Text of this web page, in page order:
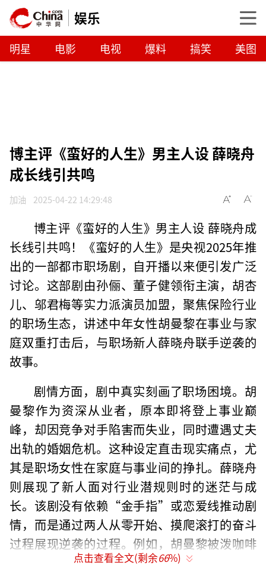
娱乐
明星 电影 电视 爆料 搞笑 美图
博主评《蛮好的人生》男主人设 薛晓舟
成长线引共鸣
加油 2025-04-22 14:29:48
博主评《蛮好的人生》男主人设 薛晓舟成
长线引共鸣！《蛮好的人生》是央视2025年推
出的一部都市职场剧，自开播以来便引发广泛
讨论。这部剧由孙俪、董子健领衔主演，胡杏
儿、邬君梅等实力派演员加盟，聚焦保险行业
的职场生态，讲述中年女性胡曼黎在事业与家
庭双重打击后，与职场新人薛晓舟联手逆袭的
故事。
剧情方面，剧中真实刻画了职场困境。胡
曼黎作为资深从业者，原本即将登上事业巅
峰，却因竞争对手陷害而失业，同时遭遇丈夫
出轨的婚姻危机。这种设定直击现实痛点，尤
其是职场女性在家庭与事业间的挣扎。薛晓舟
则展现了新人面对行业潜规则时的迷茫与成
长。该剧没有依赖“金手指”或恋爱线推动剧
情，而是通过两人从零开始、摸爬滚打的奋斗
过程展现逆袭的过程。例如，胡曼黎被泼咖啡
后仍淡定谈合同的情节，被观众称为“职场教
点击查看全文(剩余66%)